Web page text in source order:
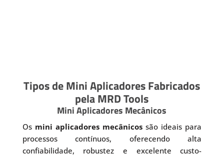
Tipos de Mini Aplicadores Fabricados
pela MRD Tools
Mini Aplicadores Mecânicos
Os mini aplicadores mecânicos são ideais para
processos contínuos, oferecendo alta
confiabilidade, robustez e excelente custo-